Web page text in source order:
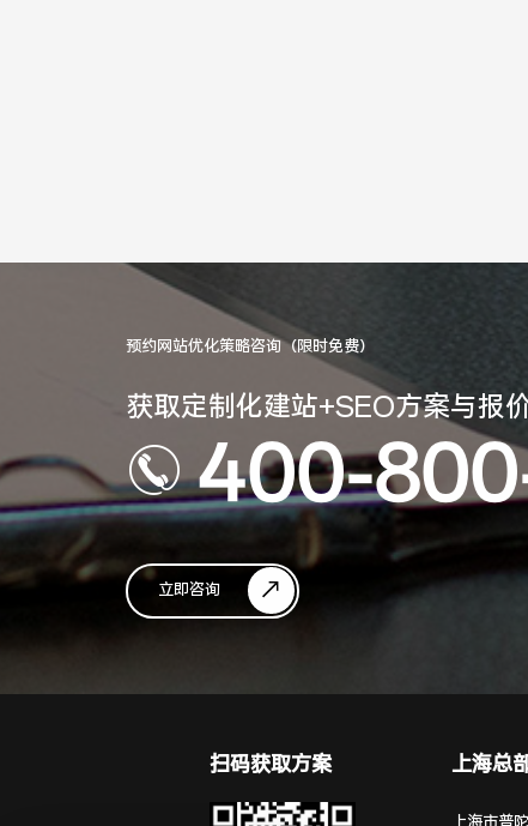
预约网站优化策略咨询（限时免费）
获取定制化建站+SEO方案与报
400-
立即咨询
扫码获取方案 上海总